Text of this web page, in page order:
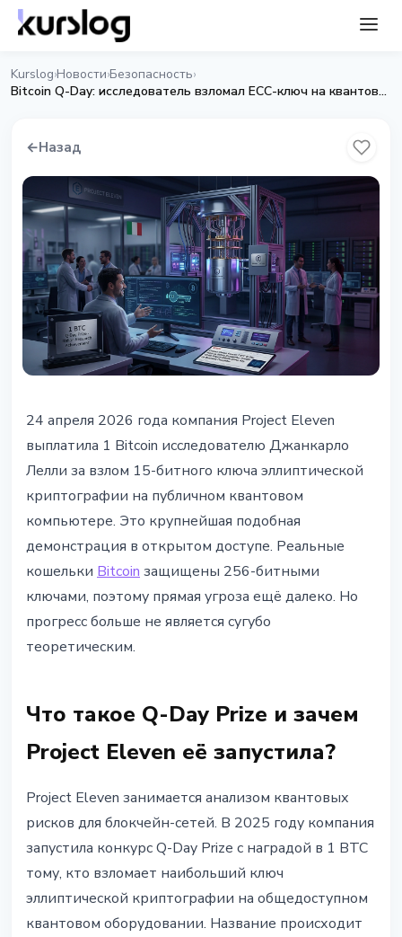
Kurslog›Новости›Безопасность›
Bitcoin Q-Day: исследователь взломал ECC-ключ на квантовом компьютере
←Назад
Bitcoin Q-Day: исследователь
взломал 15-битный ECC-ключ на
квантовом компьютере
24 апреля 2026 г. 4 мин чтения
Наталия Дорофеева
24 апреля 2026 года компания Project Eleven
выплатила 1 Bitcoin исследователю Джанкарло
Лелли за взлом 15-битного ключа эллиптической
криптографии на публичном квантовом
компьютере. Это крупнейшая подобная
демонстрация в открытом доступе. Реальные
кошельки Bitcoin защищены 256-битными
ключами, поэтому прямая угроза ещё далеко. Но
прогресс больше не является сугубо
теоретическим.
Что такое Q-Day Prize и зачем
Project Eleven её запустила?
Project Eleven занимается анализом квантовых
рисков для блокчейн-сетей. В 2025 году компания
запустила конкурс Q-Day Prize с наградой в 1 BTC
тому, кто взломает наибольший ключ
эллиптической криптографии на общедоступном
квантовом оборудовании. Название происходит